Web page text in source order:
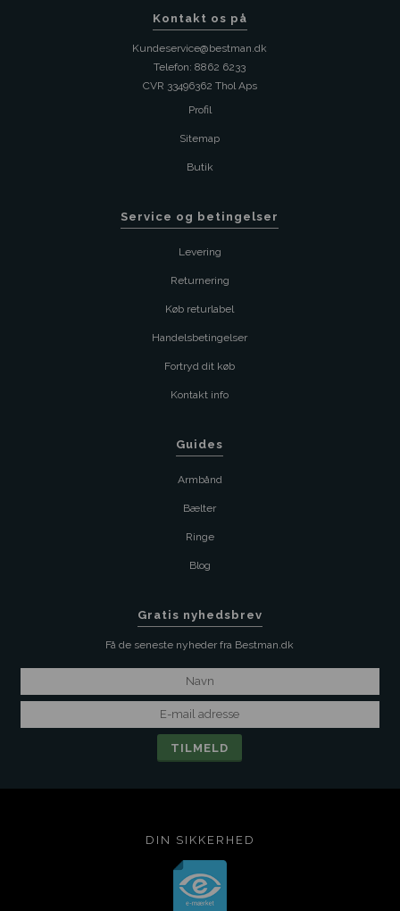
Kontakt os på
Kundeservice@bestman.dk
Telefon: 8862 6233
CVR 33496362 Thol Aps
Profil
Sitemap
Butik
Service og betingelser
Levering
Returnering
Køb returlabel
Handelsbetingelser
Fortryd dit køb
Kontakt info
Guides
Armbånd
Bælter
Ringe
Blog
Gratis nyhedsbrev
Få de seneste nyheder fra Bestman.dk
DIN SIKKERHED